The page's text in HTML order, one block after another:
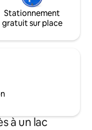
Stationnement
gratuit sur place
à un lac